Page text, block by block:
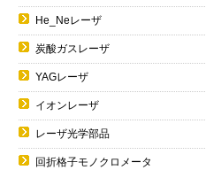
He_Neレーザ
炭酸ガスレーザ
YAGレーザ
イオンレーザ
レーザ光学部品
回折格子モノクロメータ